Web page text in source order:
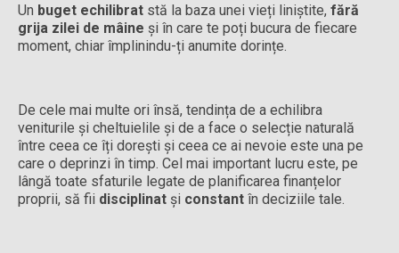
Un buget echilibrat stă la baza unei vieți liniștite, fără
grija zilei de mâine și în care te poți bucura de fiecare
moment, chiar împlinindu-ți anumite dorințe.
De cele mai multe ori însă, tendința de a echilibra
veniturile și cheltuielile și de a face o selecție naturală
între ceea ce îți dorești și ceea ce ai nevoie este una pe
care o deprinzi în timp. Cel mai important lucru este, pe
lângă toate sfaturile legate de planificarea finanțelor
proprii, să fii disciplinat și constant în deciziile tale.